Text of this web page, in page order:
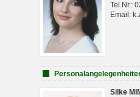
Tel.Nr.:
Email:
Silke